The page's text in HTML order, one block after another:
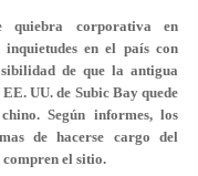
quiebra corporativa en
en el país con
de que la antigua
UU. de Subic Bay quede
Según informes, los
de hacerse cargo del
el sitio.